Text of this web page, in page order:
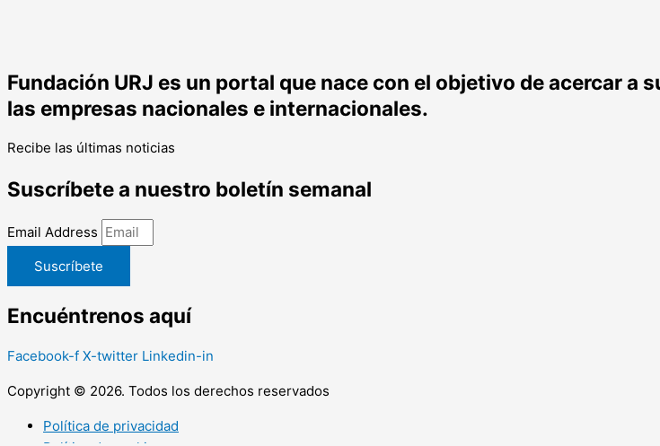
Fundación URJ es un portal que nace con el objetivo de acercar
las empresas nacionales e internacionales.
Recibe las últimas noticias
Suscríbete a nuestro boletín semanal
Email Address
Suscríbete
Encuéntrenos aquí
Facebook-f X-twitter Linkedin-in
Copyright © 2026. Todos los derechos reservados
Política de privacidad